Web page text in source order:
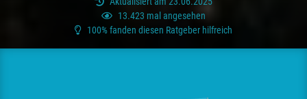
13.423 mal angesehen
100% fanden diesen Ratgeber hilfreich